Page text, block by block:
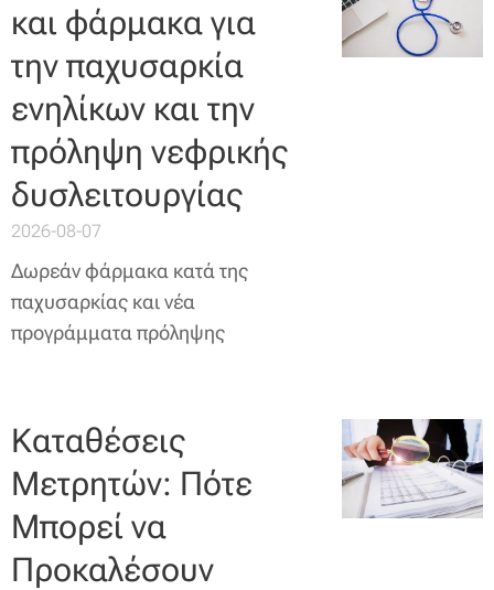
και φάρμακα για
την παχυσαρκία
ενηλίκων και την
πρόληψη νεφρικής
δυσλειτουργίας
2026-08-07
Δωρεάν φάρμακα κατά της
παχυσαρκίας και νέα
προγράμματα πρόληψης
Καταθέσεις
Μετρητών: Πότε
Μπορεί να
Προκαλέσουν